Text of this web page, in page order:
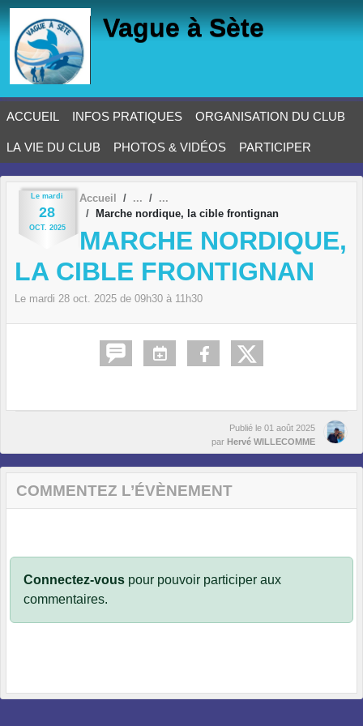
Vague à Sète
ACCUEIL INFOS PRATIQUES ORGANISATION DU CLUB
LA VIE DU CLUB PHOTOS & VIDÉOS PARTICIPER
Le mardi
28
OCT. 2025
Accueil
Marche nordique, la cible frontignan
MARCHE NORDIQUE,
LA CIBLE FRONTIGNAN
Le mardi 28 oct. 2025 de 09h30 à 11h30
Publié le 01 août 2025
par Hervé WILLECOMME
COMMENTEZ L’ÉVÈNEMENT
Connectez-vous pour pouvoir participer aux
commentaires.
Panneau de gestion des cookies